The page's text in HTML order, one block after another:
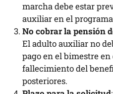
marcha debe estar
auxiliar en el
No cobrar la pensión
El adulto auxiliar no
pago en el bimestre
fallecimiento del
posteriores.